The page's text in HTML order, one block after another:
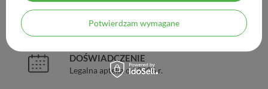
DARMOWA DOSTAWA
Już od 149 zł !
DOŚWIADCZENIE
Legalna apteka od 2006 r.
Potwierdzam wymagane